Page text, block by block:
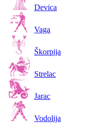
Devica
Vaga
Škorpija
Strelac
Jarac
Vodolija